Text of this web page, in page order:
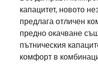
капацитет, новото
предлага отличен
предно окачване
пътническия
комфорт в